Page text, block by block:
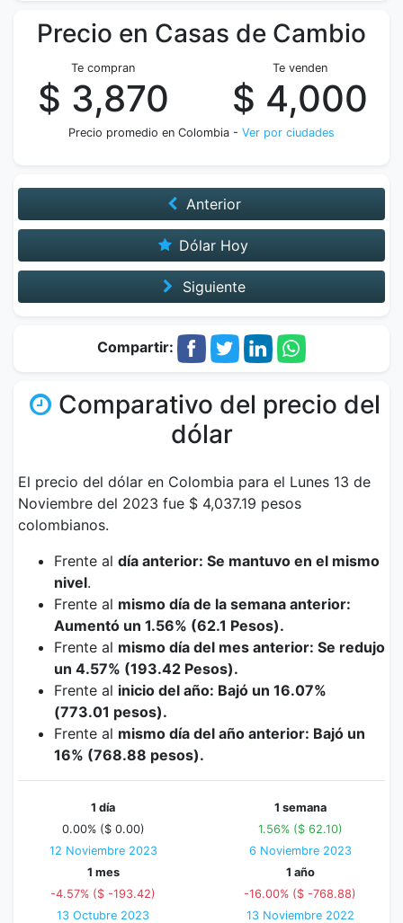
Precio en Casas de Cambio
Te compran
$ 3,870
Te venden
$ 4,000
Precio promedio en Colombia - Ver por ciudades
Anterior
Dólar Hoy
Siguiente
Compartir:
Comparativo del precio del
dólar
El precio del dólar en Colombia para el Lunes 13 de
Noviembre del 2023 fue $ 4,037.19 pesos
colombianos.
Frente al día anterior: Se mantuvo en el mismo
nivel.
Frente al mismo día de la semana anterior:
Aumentó un 1.56% (62.1 Pesos).
Frente al mismo día del mes anterior: Se redujo
un 4.57% (193.42 Pesos).
Frente al inicio del año: Bajó un 16.07%
(773.01 pesos).
Frente al mismo día del año anterior: Bajó un
16% (768.88 pesos).
1 día
0.00% ($ 0.00)
12 Noviembre 2023
1 semana
1.56% ($ 62.10)
6 Noviembre 2023
1 mes
-4.57% ($ -193.42)
13 Octubre 2023
1 año
-16.00% ($ -768.88)
13 Noviembre 2022